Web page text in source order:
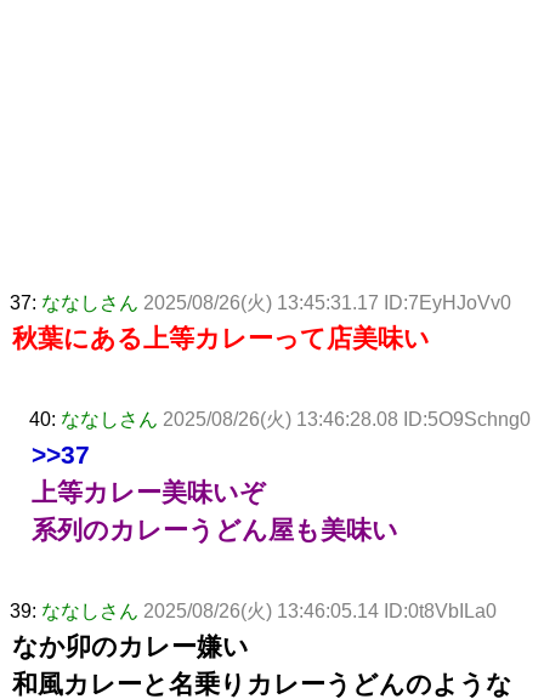
37: ななしさん 2025/08/26(火) 13:45:31.17 ID:7EyHJoVv0
秋葉にある上等カレーって店美味い
40: ななしさん 2025/08/26(火) 13:46:28.08 ID:5O9Schng0
>>37
上等カレー美味いぞ
系列のカレーうどん屋も美味い
39: ななしさん 2025/08/26(火) 13:46:05.14 ID:0t8VbILa0
なか卯のカレー嫌い
和風カレーと名乗りカレーうどんのような